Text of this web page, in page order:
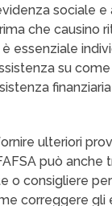
sociale
che causino
essenziale
su
ulteriori
può anche
consigliere per
correggere gli